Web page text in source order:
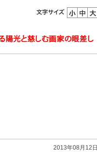
2013年08月12日